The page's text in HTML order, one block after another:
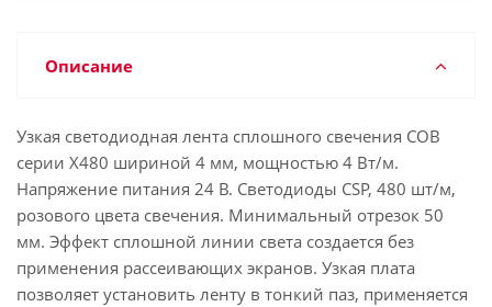
Описание
Узкая светодиодная лента сплошного свечения COB
серии X480 шириной 4 мм, мощностью 4 Вт/м.
Напряжение питания 24 В. Светодиоды CSP, 480 шт/м,
розового цвета свечения. Минимальный отрезок 50
мм. Эффект сплошной линии света создается без
применения рассеивающих экранов. Узкая плата
позволяет установить ленту в тонкий паз, применяется